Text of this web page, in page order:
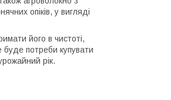
опіків, у вигляді
його в чистоті,
буде потреби купувати
рік.